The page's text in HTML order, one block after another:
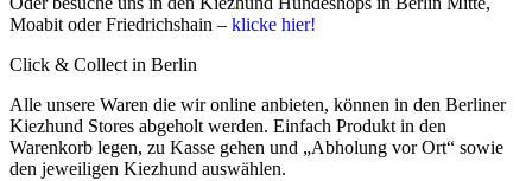
Moabit oder Friedrichshain – klicke hier!
Click & Collect in Berlin
Alle unsere Waren die wir online anbieten, können in den Berliner
Kiezhund Stores abgeholt werden. Einfach Produkt in den
Warenkorb legen, zu Kasse gehen und „Abholung vor Ort“ sowie
den jeweiligen Kiezhund auswählen.